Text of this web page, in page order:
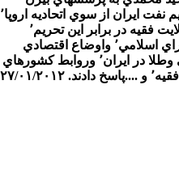
فرهودي٬ در رابطه با تحريم نفت ايران از سوي اتحاديه اروپا٬
وواكنش رژيم جمهوري ولايت فقيه در برابر اين تحريم٬
انتخابات آينده مجلس شوراي اسلامي٬ واوضاع اقتصادي
وافزايش بهاي ارز خارجي وطلا در ايران٬ وروابط كشورهاي
۰۱/۲۰۱۲